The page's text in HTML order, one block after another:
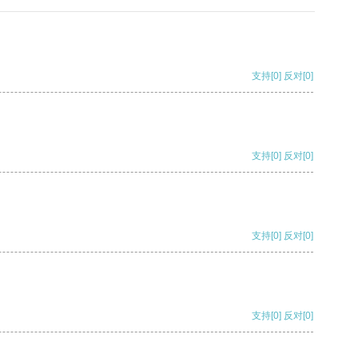
支持[0] 反对[0]
支持[0] 反对[0]
支持[0] 反对[0]
支持[0] 反对[0]